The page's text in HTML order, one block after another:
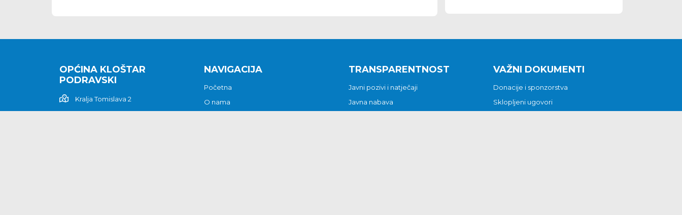
OPĆINA KLOŠTAR
PODRAVSKI
Kralja Tomislava 2
NAVIGACIJA
Početna
O nama
TRANSPARENTNOST
Javni pozivi i natječaji
Javna nabava
VAŽNI DOKUMENTI
Donacije i sponzorstva
Sklopljeni ugovori